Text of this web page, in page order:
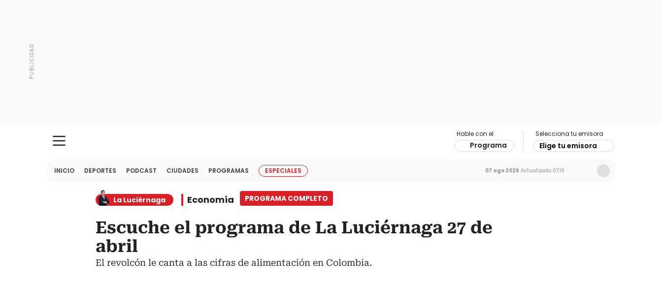
Hable con el
Programa
Selecciona tu emisora
Elige tu emisora
INICIO DEPORTES PODCAST CIUDADES PROGRAMAS ESPECIALES 07 ago 2026 Actualizado 07:19
La Luciérnaga Economía PROGRAMA COMPLETO
Escuche el programa de La Luciérnaga 27 de
abril
El revolcón le canta a las cifras de alimentación en Colombia.